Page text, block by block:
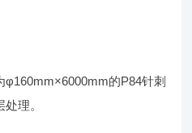
的P84针刺
理。